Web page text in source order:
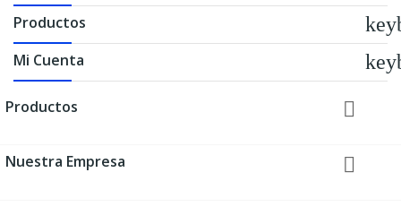
Productos
Mi Cuenta
Productos 
Nuestra Empresa 